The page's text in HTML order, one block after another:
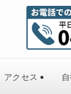
アクセス